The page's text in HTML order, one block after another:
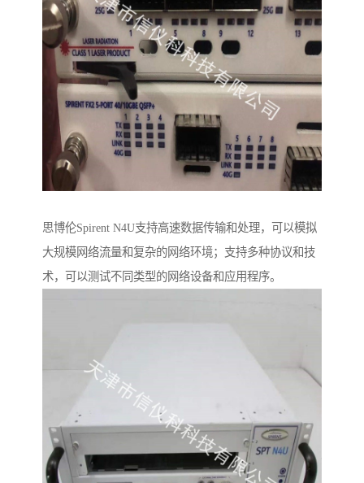
思博伦Spirent N4U支持高速数据传输和处理，可以模拟
大规模网络流量和复杂的网络环境；支持多种协议和技
术，可以测试不同类型的网络设备和应用程序。